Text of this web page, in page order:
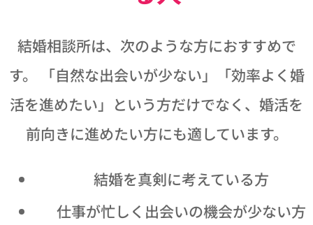
結婚相談所は、次のような方におすすめで
す。 「自然な出会いが少ない」「効率よく婚
活を進めたい」という方だけでなく、婚活を
前向きに進めたい方にも適しています。
🌸 結婚を真剣に考えている方
💼 仕事が忙しく出会いの機会が少ない方